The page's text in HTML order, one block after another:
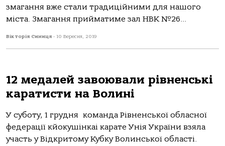
змагання вже стали традиційними для нашого
міста. Змагання прийматиме зал НВК №26...
Вікторія Синиця - 10 Вересня, 2019
12 медалей завоювали рівненські
каратисти на Волині
У суботу, 1 грудня команда Рівненської обласної
федерації кйокушінкаі карате Унія України взяла
участь у Відкритому Кубку Волинської області.